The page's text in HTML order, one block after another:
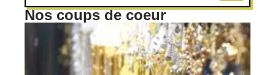
Nos coups de coeur